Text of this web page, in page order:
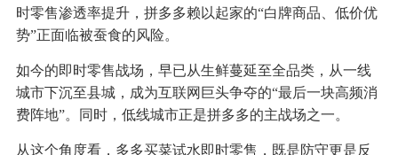
时零售渗透率提升，拼多多赖以起家的“白牌商品、低价优
势”正面临被蚕食的风险。
如今的即时零售战场，早已从生鲜蔓延至全品类，从一线
城市下沉至县城，成为互联网巨头争夺的“最后一块高频消
费阵地”。同时，低线城市正是拼多多的主战场之一。
从这个角度看，多多买菜试水即时零售，既是防守更是反